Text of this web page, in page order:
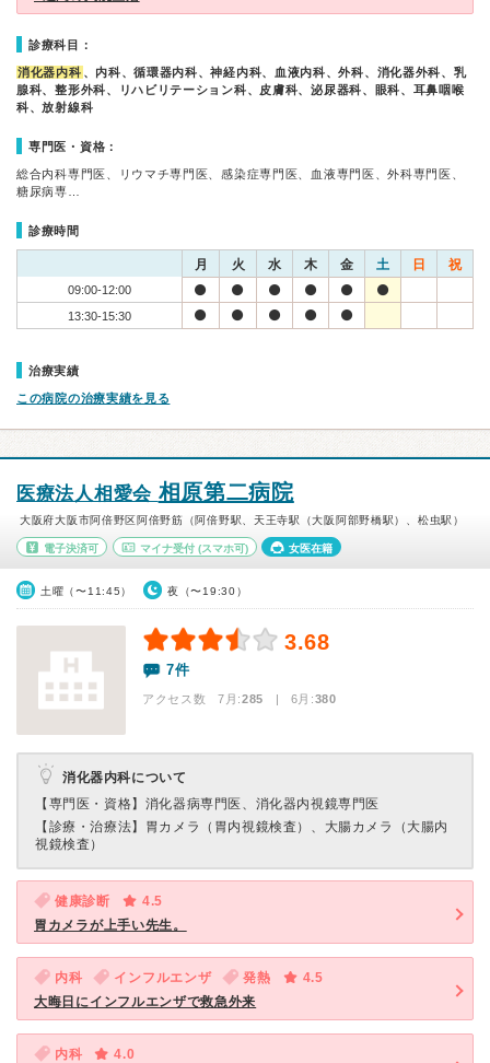
診療科目：
消化器内科 、内科、循環器内科、神経内科、血液内科、外科、消化器外科、乳
腺科、整形外科、リハビリテーション科、皮膚科、泌尿器科、眼科、耳鼻咽喉
科、放射線科
専門医・資格：
総合内科専門医、リウマチ専門医、感染症専門医、血液専門医、外科専門医、
糖尿病専…
診療時間
月 火 水 木 金 土 日 祝
09:00-12:00
13:30-15:30
治療実績
この病院の治療実績を見る
医療法人相愛会 相原第二病院
大阪府大阪市阿倍野区阿倍野筋（阿倍野駅、天王寺駅（大阪阿部野橋駅）、松虫駅）
電子決済可 マイナ受付(スマホ可) 女医在籍
土曜（〜11:45） 夜（〜19:30）
3.68
7件
アクセス数 7月:285 | 6月:380
消化器内科について
【専門医・資格】 消化器病専門医、消化器内視鏡専門医
【診療・治療法】 胃カメラ（胃内視鏡検査）、大腸カメラ（大腸内
視鏡検査）
健康診断
4.5
胃カメラが上手い先生。
内科 インフルエンザ 発熱
4.5
大晦日にインフルエンザで救急外来
内科
4.0